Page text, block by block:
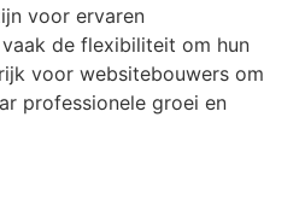
voor ervaren
de flexibiliteit om hun
voor websitebouwers om
professionele groei en